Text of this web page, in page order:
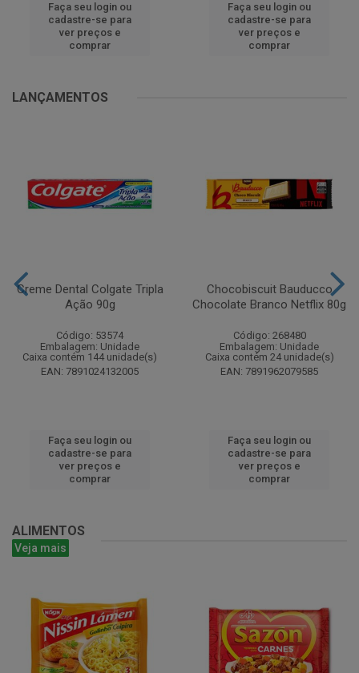
Faça seu login ou
cadastre-se para
ver preços e
comprar
Faça seu login ou
cadastre-se para
ver preços e
comprar
LANÇAMENTOS
Creme Dental Colgate Tripla
Ação 90g
Código: 53574
Embalagem: Unidade
Caixa contém 144 unidade(s)
EAN: 7891024132005
Faça seu login ou
cadastre-se para
ver preços e
comprar
Chocobiscuit Bauducco
Chocolate Branco Netflix 80g
Código: 268480
Embalagem: Unidade
Caixa contém 24 unidade(s)
EAN: 7891962079585
Faça seu login ou
cadastre-se para
ver preços e
comprar
ALIMENTOS
Veja mais